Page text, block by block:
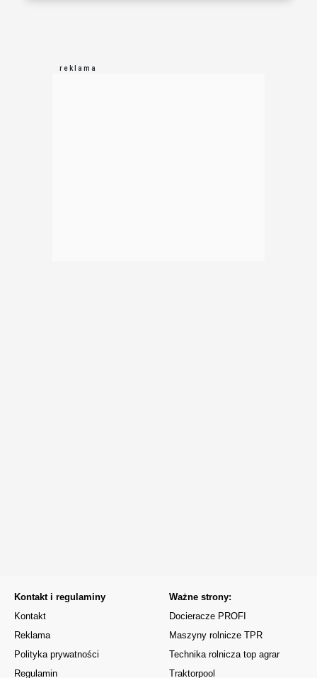
Kontakt i regulaminy
Kontakt
Reklama
Polityka prywatności
Regulamin
Ważne strony:
Docieracze PROFI
Maszyny rolnicze TPR
Technika rolnicza top agrar
Traktorpool